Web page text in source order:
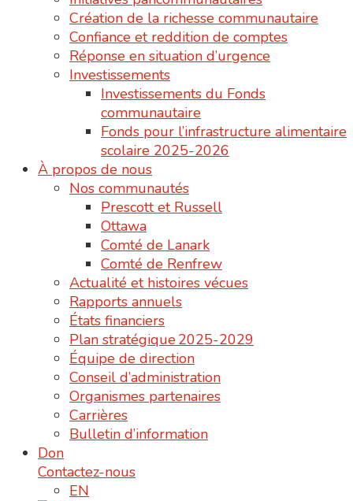
Création de la richesse communautaire
Confiance et reddition de comptes
Réponse en situation d’urgence
Investissements
Investissements du Fonds
communautaire
Fonds pour l’infrastructure alimentaire
scolaire 2025-2026
À propos de nous
Nos communautés
Prescott et Russell
Ottawa
Comté de Lanark
Comté de Renfrew
Actualité et histoires vécues
Rapports annuels
États financiers
Plan stratégique 2025-2029
Équipe de direction
Conseil d’administration
Organismes partenaires
Carrières
Bulletin d’information
Don
Contactez-nous
EN